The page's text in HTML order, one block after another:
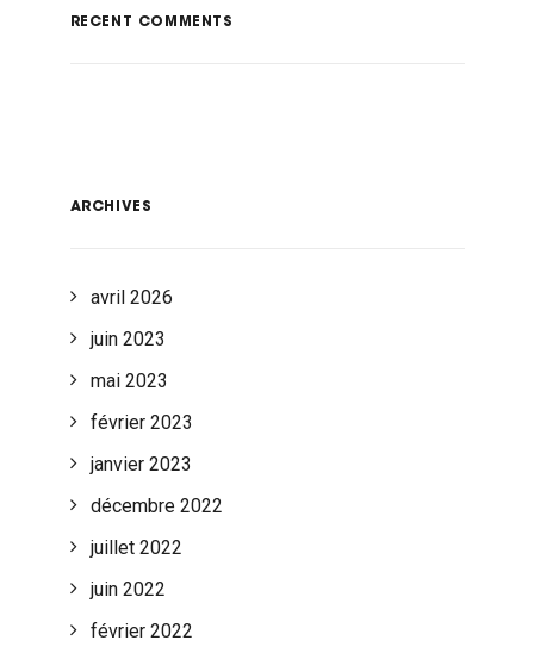
RECENT COMMENTS
ARCHIVES
avril 2026
juin 2023
mai 2023
février 2023
janvier 2023
décembre 2022
juillet 2022
juin 2022
février 2022